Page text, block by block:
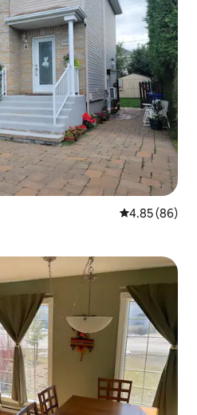
औसत रेटिंग 5 में
4.85 (86)